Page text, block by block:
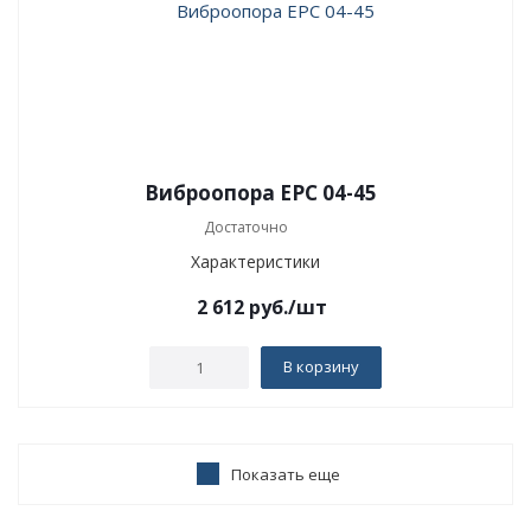
Виброопора EPC 04-45
Достаточно
Характеристики
2 612руб./шт
В корзину
Показать еще